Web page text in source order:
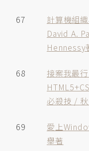
67
計算機組
David A.
Hennessy
68
接案我最
必殺技 /
69
愛上
舉著